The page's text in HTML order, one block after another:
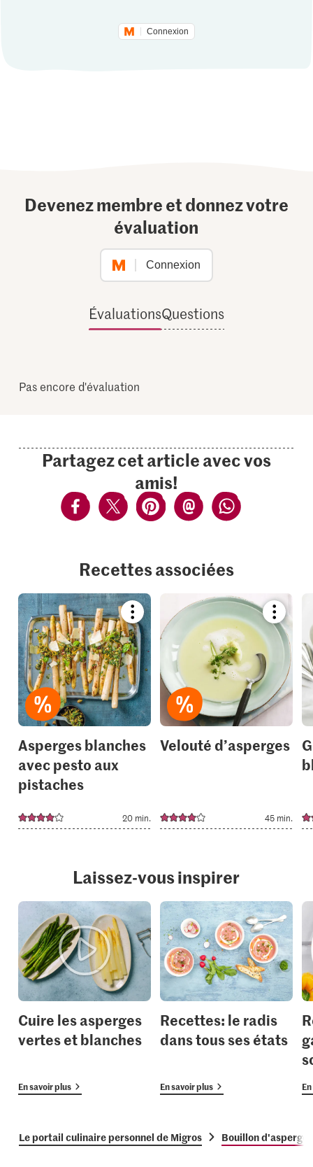
Connexion
Devenez membre et donnez votre
évaluation
Connexion
ÉvaluationsQuestions
Pas encore d'évaluation
Partagez cet article avec vos
amis!
Recettes associées
Bookmark
recipe
or
add
it
to
your
collections.
Asperges blanches
avec pesto aux
pistaches
20 min.
recipe
or
add
your
Velouté d’asperges
45 min.
Laissez-vous inspirer
Cuire les asperges
vertes et blanches
En savoir plus
Recettes: le radis
dans tous ses états
En savoir plus
Le portail culinaire personnel de Migros Bouillon